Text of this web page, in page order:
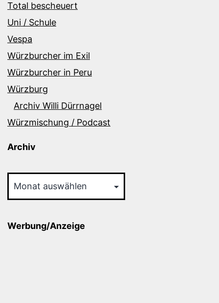
Total bescheuert
Uni / Schule
Vespa
Würzburcher im Exil
Würzburcher in Peru
Würzburg
Archiv Willi Dürrnagel
Würzmischung / Podcast
Archiv
Werbung/Anzeige